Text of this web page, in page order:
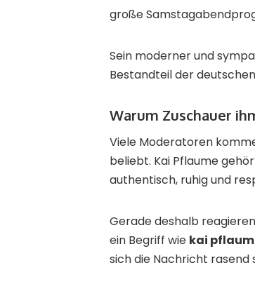
große
Sein moderner und
Bestandteil der
Warum Zuschauer
Viele Moderatoren
beliebt. Kai Pflaume
authentisch, ruhig und
Gerade deshalb
ein Begriff wie kai
sich die Nachricht rasend